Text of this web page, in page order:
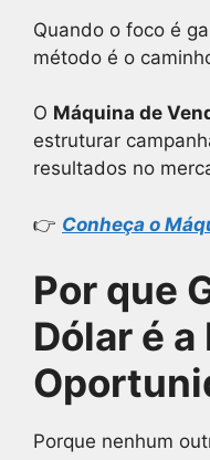
Quando o foco é
método é o
O Máquina de
estruturar
resultados no
👉 Conheça o
Por que
Dólar é
Porque nenhum